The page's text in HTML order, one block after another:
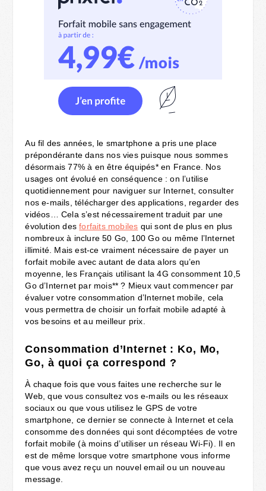
Au fil des années, le smartphone a pris une place
prépondérante dans nos vies puisque nous sommes
désormais 77% à en être équipés* en France. Nos
usages ont évolué en conséquence : on l’utilise
quotidiennement pour naviguer sur Internet, consulter
nos e-mails, télécharger des applications, regarder des
vidéos… Cela s’est nécessairement traduit par une
évolution desforfaits mobiles qui sont de plus en plus
nombreux à inclure 50 Go, 100 Go ou même l’Internet
illimité. Mais est-ce vraiment nécessaire de payer un
forfait mobile avec autant de data alors qu’en
moyenne, les Français utilisant la 4G consomment 10,5
Go d’Internet par mois** ? Mieux vaut commencer par
évaluer votre consommation d’Internet mobile, cela
vous permettra de choisir un forfait mobile adapté à
vos besoins et au meilleur prix.
Consommation d’Internet : Ko, Mo,
Go, à quoi ça correspond ?
À chaque fois que vous faites une recherche sur le
Web, que vous consultez vos e-mails ou les réseaux
sociaux ou que vous utilisez le GPS de votre
smartphone, ce dernier se connecte à Internet et cela
consomme des données qui sont décomptées de votre
forfait mobile (à moins d’utiliser un réseau Wi-Fi). Il en
est de même lorsque votre smartphone vous informe
que vous avez reçu un nouvel email ou un nouveau
message.